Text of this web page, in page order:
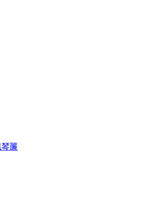
琴簾